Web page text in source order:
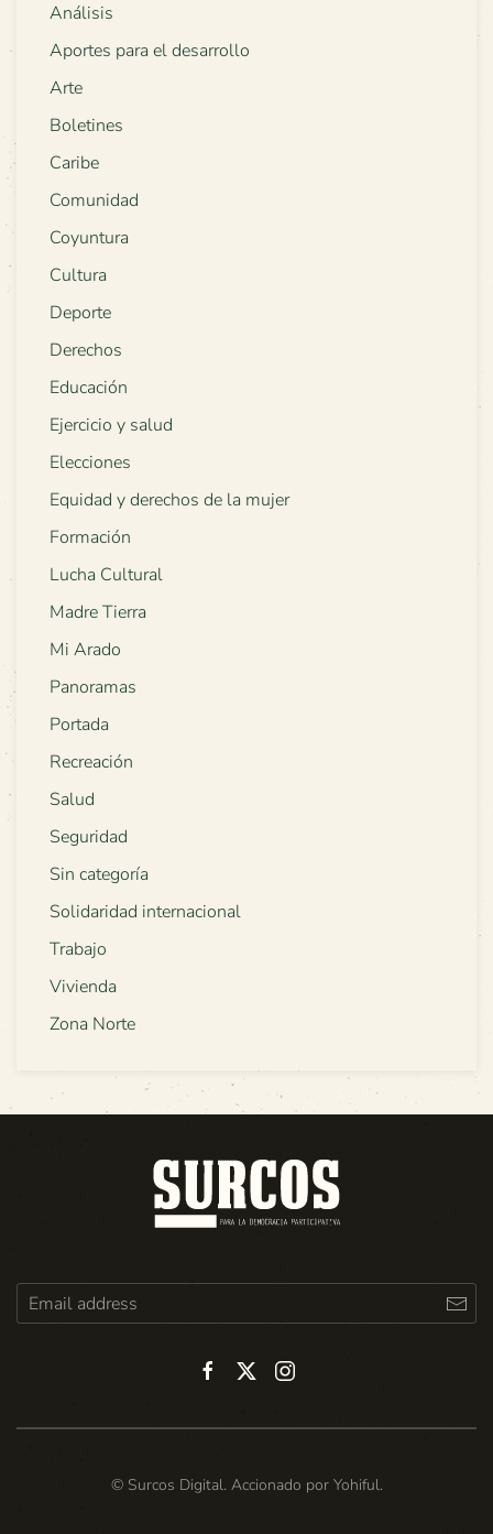
Análisis
Aportes para el desarrollo
Arte
Boletines
Caribe
Comunidad
Coyuntura
Cultura
Deporte
Derechos
Educación
Ejercicio y salud
Elecciones
Equidad y derechos de la mujer
Formación
Lucha Cultural
Madre Tierra
Mi Arado
Panoramas
Portada
Recreación
Salud
Seguridad
Sin categoría
Solidaridad internacional
Trabajo
Vivienda
Zona Norte
© Surcos Digital. Accionado por Yohiful.